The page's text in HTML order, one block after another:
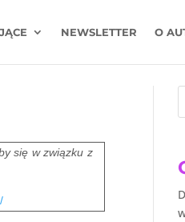
NEWSLETTER O
się w związku z